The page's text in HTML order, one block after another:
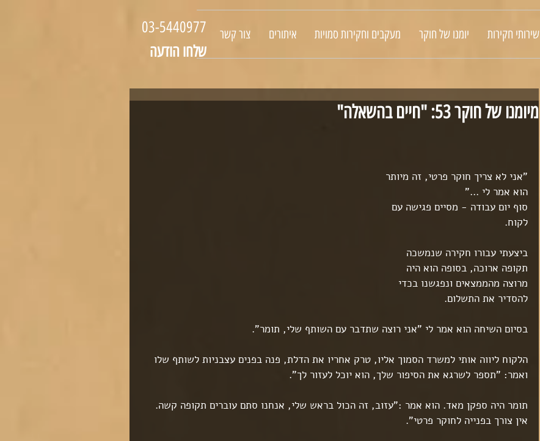
שירותי חקירות יומנו של חוקר מעקבים וחקירות סמויות איתורים צור קשר
03-5440977
שלחו הודעה
מיומנו של חוקר 53: "חיים בהשאלה"
"אני לא צריך חוקר פרטי, זה מיותר
הוא אמר לי ..."
סוף יום עבודה - מסיים פגישה עם
לקוח.
ביצעתי עבורו חקירה שנמשכה
תקופה ארוכה, בסופה הוא היה
מרוצה מהממצאים ונפגשנו בכדי
להסדיר את התשלום.
בסיום השיחה הוא אמר לי "אני רוצה שתדבר עם השותף שלי, תומר".
הלקוח ליווה אותי למשרד הסמוך אליו, טרק אחריו את הדלת, פנה בפנים עצבניות לשותף שלו
ואמר: "תספר לשרגא את הסיפור שלך, הוא יוכל לעזור לך".
תומר היה ספקן מאד. הוא אמר :"עזוב, זה הכול בראש שלי, אנחנו סתם עוברים תקופה קשה.
אין צורך בפנייה לחוקר פרטי".